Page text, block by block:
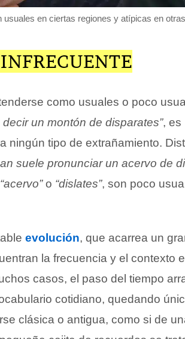
usuales en ciertas regiones y atípicas en
como usuales o poco
decir un montón de disparates”, es
ningún tipo de extrañamiento.
suele pronunciar un acervo de
“acervo”o “dislates”, son poco
evolución, que acarrea un
la frecuencia y el contexto
casos, el paso del tiempo
cotidiano, quedando
clásica o antigua, como si de